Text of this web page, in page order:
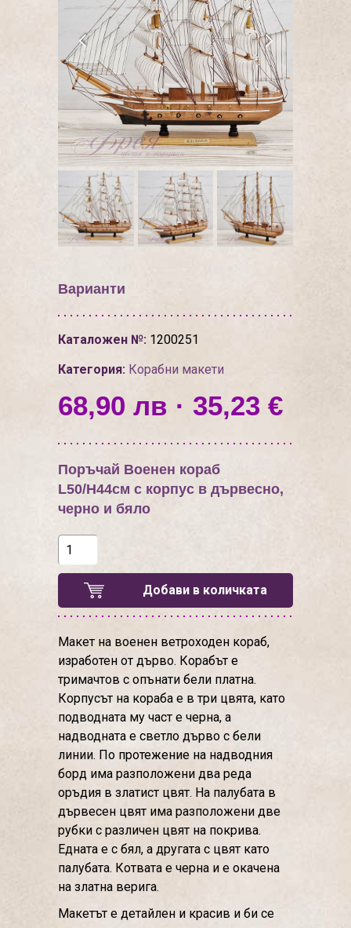
Варианти
Каталожен №: 1200251
Категория: Корабни макети
68,90 лв · 35,23 €
Поръчай Военен кораб
L50/H44см с корпус в дървесно,
черно и бяло
Добави в количката
Макет на военен ветроходен кораб,
изработен от дърво. Корабът е
тримачтов с опънати бели платна.
Корпусът на кораба е в три цвята, като
подводната му част е черна, а
надводната е светло дърво с бели
линии. По протежение на надводния
борд има разположени два реда
оръдия в златист цвят. На палубата в
дървесен цвят има разположени две
рубки с различен цвят на покрива.
Едната е с бял, а другата с цвят като
палубата. Котвата е черна и е окачена
на златна верига.
Макетът е детайлен и красив и би се